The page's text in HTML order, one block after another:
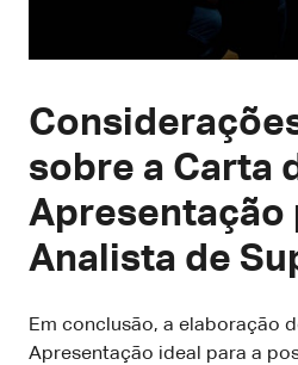
sobre a Carta
Apresentação
Analista de
Em conclusão, a elaboração
Apresentação ideal para a